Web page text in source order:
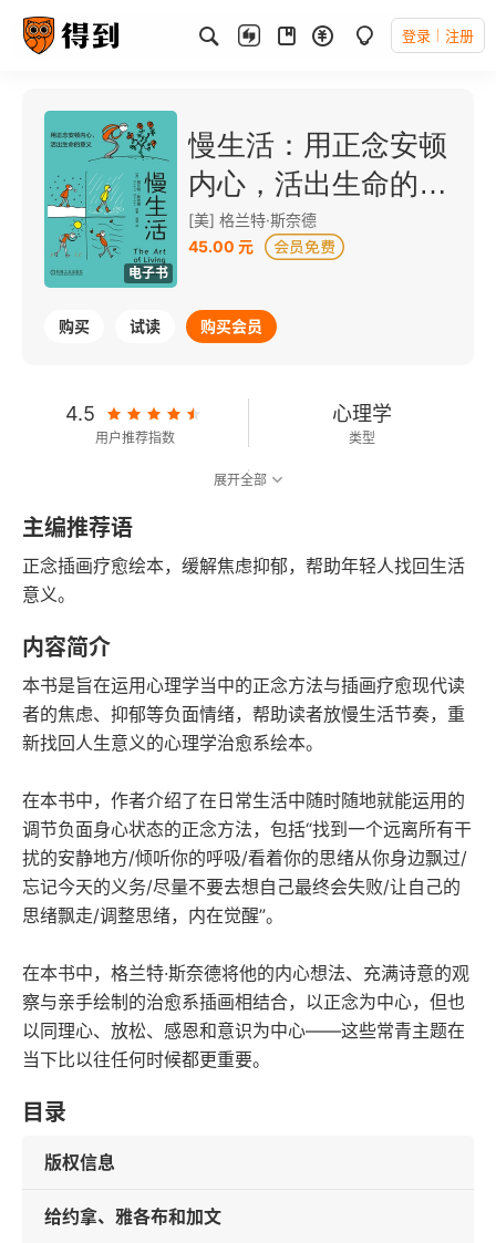
登录 注册
电子书
慢生活：用正念安顿
内心，活出生命的意
义
[美] 格兰特·斯奈德
45.00 元
购买 试读 购买会员
4.5
用户推荐指数
心理学
类型
2022-01-01
发行日期
展开全部
主编推荐语
正念插画疗愈绘本，缓解焦虑抑郁，帮助年轻人找回生活
意义。
内容简介
本书是旨在运用心理学当中的正念方法与插画疗愈现代读
者的焦虑、抑郁等负面情绪，帮助读者放慢生活节奏，重
新找回人生意义的心理学治愈系绘本。
在本书中，作者介绍了在日常生活中随时随地就能运用的
调节负面身心状态的正念方法，包括“找到一个远离所有干
扰的安静地方/倾听你的呼吸/看着你的思绪从你身边飘过/
忘记今天的义务/尽量不要去想自己最终会失败/让自己的
思绪飘走/调整思绪，内在觉醒”。
在本书中，格兰特·斯奈德将他的内心想法、充满诗意的观
察与亲手绘制的治愈系插画相结合，以正念为中心，但也
以同理心、放松、感恩和意识为中心——这些常青主题在
当下比以往任何时候都更重要。
目录
版权信息
给约拿、雅各布和加文